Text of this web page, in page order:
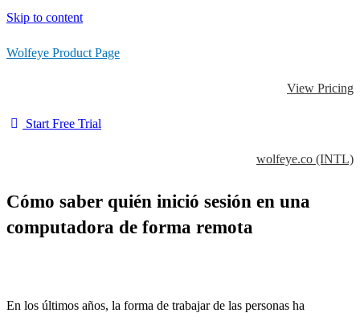
Skip to content
Wolfeye Product Page
View Pricing
Start Free Trial
wolfeye.co (INTL)
Cómo saber quién inició sesión en una
computadora de forma remota
En los últimos años, la forma de trabajar de las personas ha